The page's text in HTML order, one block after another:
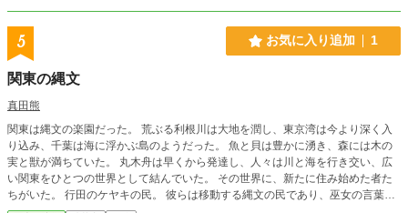
5 お気に入り追加 1
関東の縄文
真田熊
関東は縄文の楽園だった。 荒ぶる利根川は大地を潤し、東京湾は今より深く入
り込み、千葉は海に浮かぶ島のようだった。 魚と貝は豊かに湧き、森には木の
実と獣が満ちていた。 丸木舟は早くから発達し、人々は川と海を行き交い、広
い関東をひとつの世界として結んでいた。 その世界に、新たに住み始めた者た
ちがいた。 行田のケヤキの民。 彼らは移動する縄文の民であり、巫女の言葉を